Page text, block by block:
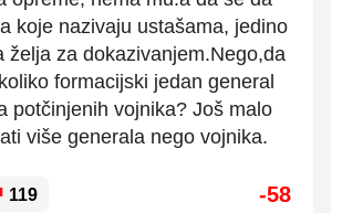
koje nazivaju ustašama, jedino
želja za dokazivanjem.Nego,da
formacijski jedan general
potčinjenih vojnika? Još malo
više generala nego vojnika.
119 -58